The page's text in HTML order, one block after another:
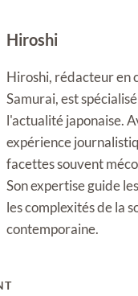
Hiroshi
Hiroshi, rédacteur en
Samurai, est
l'actualité japonaise.
expérience
facettes souvent
Son expertise guide
les complexités de la
contemporaine.